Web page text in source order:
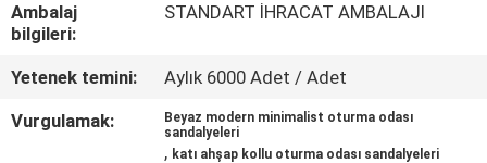
BIZE
ULAŞIN
HABERLER
Ambalaj
bilgileri:
STANDART İHRACAT AMBALAJI
Yetenek temini:
Aylık 6000 Adet / Adet
Vurgulamak:
Beyaz modern minimalist oturma odası
sandalyeleri
, katı ahşap kollu oturma odası sandalyeleri